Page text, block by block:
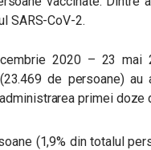
SARS-CoV-2.
2020 – 23 mai
de persoane)
primei doze
(1,9% din totalul